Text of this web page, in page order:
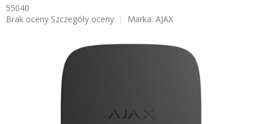
55040
Średnia
Brak oceny Szczegóły oceny Marka: AJAX